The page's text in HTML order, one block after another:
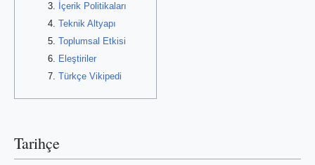
İçerik Politikaları
Teknik Altyapı
Toplumsal Etkisi
Eleştiriler
Türkçe Vikipedi
Tarihçe